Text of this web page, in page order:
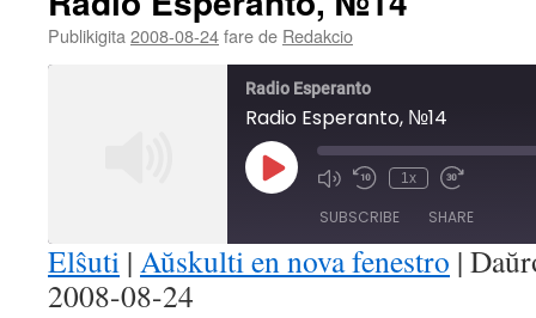
Publikigita 2008-08-24fare de Redakcio
Radio Esperanto
Radio Esperanto, №14
Play
Episode Mute/Unmute
Rewind
Seconds
1x
Fast
30
seconds
SUBSCRIBE SHARE
SHARE
Elŝuti | Aŭskulti en nova fenestro |
2008-08-24